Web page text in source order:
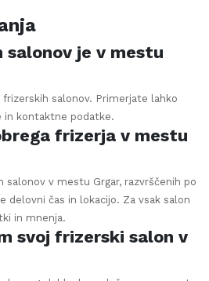
salonov je v mestu
frizerskih salonov. Primerjate lahko
in kontaktne podatke.
frizerja v mestu
salonov v mestu Grgar, razvrščenih po
delovni čas in lokacijo. Za vsak salon
in mnenja.
svoj frizerski salon v